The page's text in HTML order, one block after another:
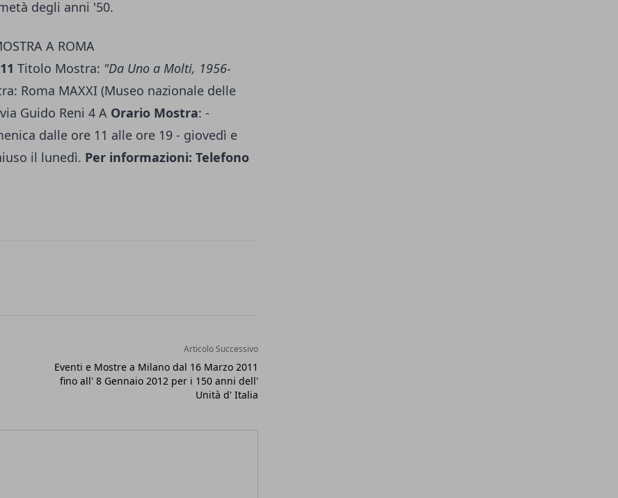
degli anni '50.
A ROMA
Titolo Mostra: "Da Uno a Molti, 1956-
Roma MAXXI (Museo nazionale delle
Guido Reni 4 A Orario Mostra: -
dalle ore 11 alle ore 19 - giovedì e
il lunedì. Per informazioni: Telefono
Articolo Successivo
Eventi e Mostre a Milano dal 16 Marzo 2011
fino all' 8 Gennaio 2012 per i 150 anni dell'
Unità d' Italia